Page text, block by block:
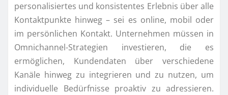
personalisiertes und konsistentes Erlebnis über alle
Kontaktpunkte hinweg – sei es online, mobil oder
im persönlichen Kontakt. Unternehmen müssen in
Omnichannel-Strategien investieren, die es
ermöglichen, Kundendaten über verschiedene
Kanäle hinweg zu integrieren und zu nutzen, um
individuelle Bedürfnisse proaktiv zu adressieren.